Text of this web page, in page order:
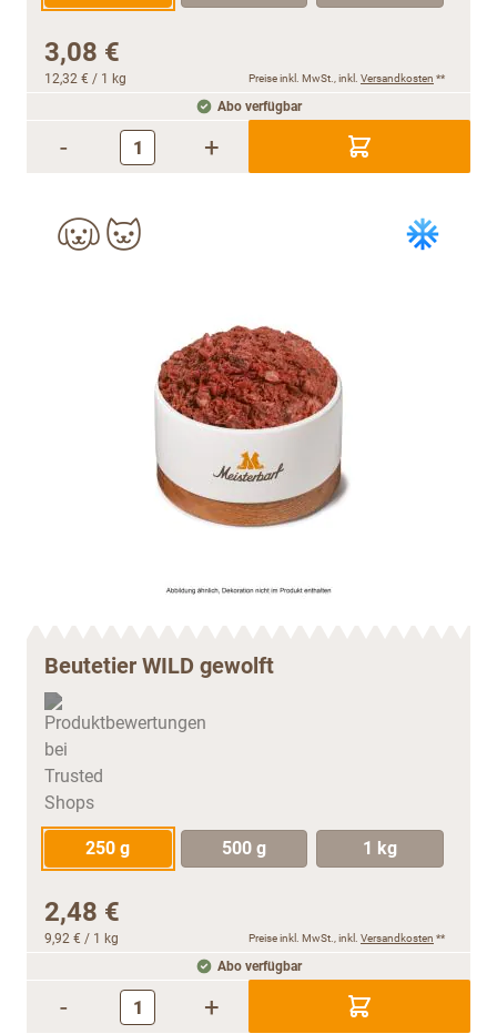
3,08 €
12,32 € / 1 kg Preise inkl. MwSt., inkl. Versandkosten **
Abo verfügbar
- +
Beutetier WILD gewolft
250 g 500 g 1 kg
2,48 €
9,92 € / 1 kg Preise inkl. MwSt., inkl. Versandkosten **
Abo verfügbar
- +